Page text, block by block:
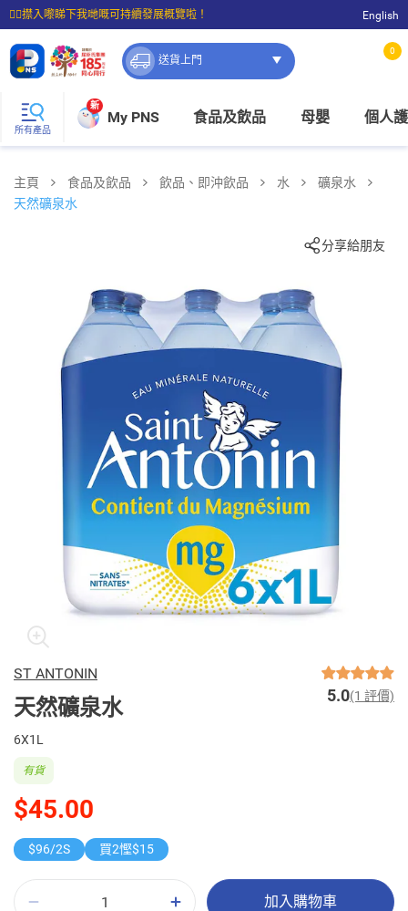
☝🏼㩒入嚟睇下我哋嘅可持續發展概覽啦！
⭐購物滿$399即享免費送貨；滿$100即可免費店取。
English
送貨上門
0
所有產品
新
My PNS 食品及飲品 母嬰 個人
主頁 食品及飲品 飲品、即沖飲品 水
礦泉水
天然礦泉水
分享給朋友
ST ANTONIN
天然礦泉水 5.0(1 評價)
6X1L
$45.00
有貨
$96/2S 買2慳$15
加入購物車